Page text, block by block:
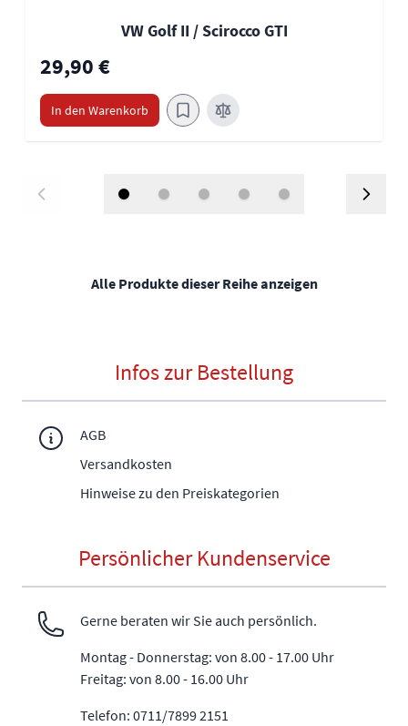
VW Golf II / Scirocco GTI
29,90 €
In den Warenkorb
Alle Produkte dieser Reihe anzeigen
Infos zur Bestellung
AGB
Versandkosten
Hinweise zu den Preiskategorien
Persönlicher Kundenservice
Gerne beraten wir Sie auch persönlich.
Montag - Donnerstag: von 8.00 - 17.00 Uhr
Freitag: von 8.00 - 16.00 Uhr
Telefon: 0711/7899 2151